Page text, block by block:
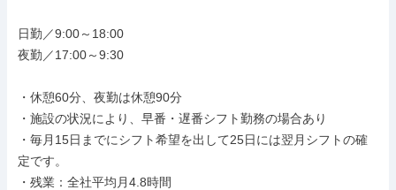
日勤／9:00～18:00
夜勤／17:00～9:30
・休憩60分、夜勤は休憩90分
・施設の状況により、早番・遅番シフト勤務の場合あり
・毎月15日までにシフト希望を出して25日には翌月シフトの確
定です。
・残業：全社平均月4.8時間